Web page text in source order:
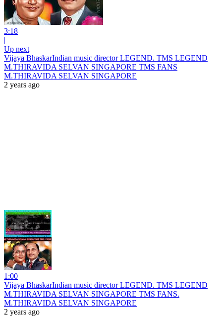
3:18
|
Up next
Vijaya BhaskarIndian music director LEGEND. TMS LEGEND
M.THIRAVIDA SELVAN SINGAPORE TMS FANS
M.THIRAVIDA SELVAN SINGAPORE
2 years ago
1:00
Vijaya BhaskarIndian music director LEGEND. TMS LEGEND
M.THIRAVIDA SELVAN SINGAPORE TMS FANS.
M.THIRAVIDA SELVAN SINGAPORE
2 years ago